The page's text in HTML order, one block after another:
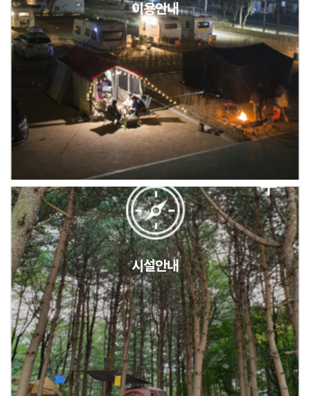
2026년 5월 캠핑장 안점 점검의 날 변경 안내
캠핑장(9월1일~6일) 미운영 공지
[6/1]전산시스템 점검 및 안정화에 따른 서비스 이용 제한 안내
이용안내
시설안내